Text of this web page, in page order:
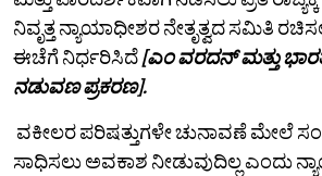
ನಿವೃತ್ತ ನ್ಯಾಯಾಧೀಶರ ನೇತೃತ್ವದ ಸಮಿತಿ
ಈಚೆಗೆ ನಿರ್ಧರಿಸಿದೆ[ಎಂ ವರದನ್ ಮತ್ತು
ನಡುವಣ ಪ್ರಕರಣ].
ವಕೀಲರ ಪರಿಷತ್ತುಗಳೇ ಚುನಾವಣೆ ಮೇಲೆ
ಸಾಧಿಸಲು ಅವಕಾಶ ನೀಡುವುದಿಲ್ಲ ಎಂದು